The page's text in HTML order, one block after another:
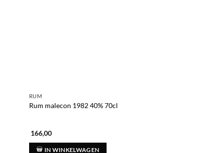
RUM
Rum malecon 1982 40% 70cl
166,00
IN WINKELWAGEN